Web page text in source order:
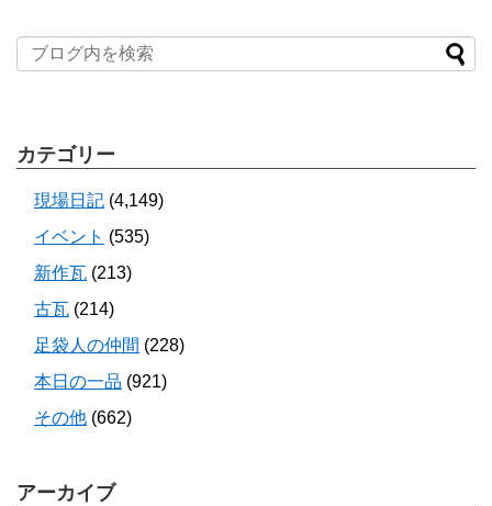
カテゴリー
現場日記 (4,149)
イベント (535)
新作瓦 (213)
古瓦 (214)
足袋人の仲間 (228)
本日の一品 (921)
その他 (662)
アーカイブ